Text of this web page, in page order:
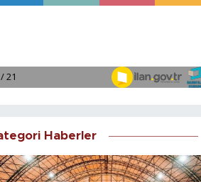
Haberler